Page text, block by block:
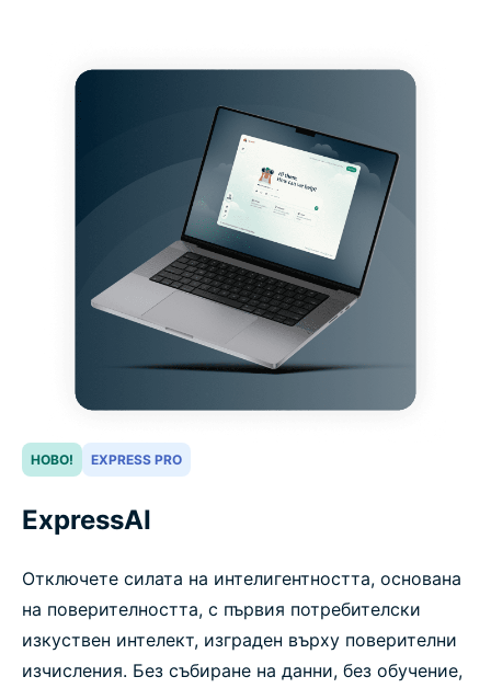
НОВО! EXPRESS PRO
ExpressAI
Отключете силата на интелигентността, основана
на поверителността, с първия потребителски
изкуствен интелект, изграден върху поверителни
изчисления. Без събиране на данни, без обучение,